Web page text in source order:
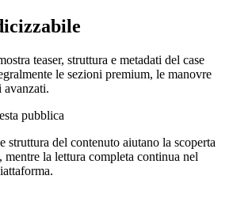
teaser, struttura e metadati del case
le sezioni premium, le manovre
avanzati.
pubblica
struttura del contenuto aiutano la scoperta
mentre la lettura completa continua nel